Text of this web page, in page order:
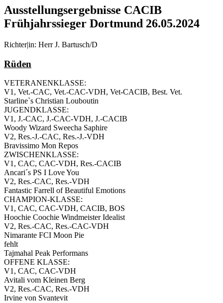
Ausstellungsergebnisse CACIB
Frühjahrssieger Dortmund 26.05.2024
Richter|in: Herr J. Bartusch/D
Rüden
VETERANENKLASSE:
V1, Vet.-CAC, Vet.-CAC-VDH, Vet-CACIB, Best. Vet.
Starline`s Christian Louboutin
JUGENDKLASSE:
V1, J.-CAC, J.-CAC-VDH, J.-CACIB
Woody Wizard Sweecha Saphire
V2, Res.-J.-CAC, Res.-J.-VDH
Bravissimo Mon Repos
ZWISCHENKLASSE:
V1, CAC, CAC-VDH, Res.-CACIB
Ancari´s PS I Love You
V2, Res.-CAC, Res.-VDH
Fantastic Farrell of Beautiful Emotions
CHAMPION-KLASSE:
V1, CAC, CAC-VDH, CACIB, BOS
Hoochie Coochie Windmeister Idealist
V2, Res.-CAC, Res.-CAC-VDH
Nimarante FCI Moon Pie
fehlt
Tajmahal Peak Performans
OFFENE KLASSE:
V1, CAC, CAC-VDH
Avitali vom Kleinen Berg
V2, Res.-CAC, Res.-VDH
Irvine von Svantevit